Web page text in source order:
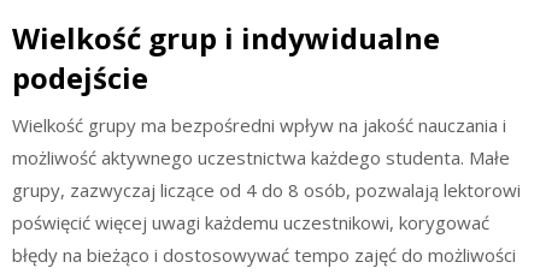
Wielkość grup i indywidualne
podejście
Wielkość grupy ma bezpośredni wpływ na jakość nauczania i
możliwość aktywnego uczestnictwa każdego studenta. Małe
grupy, zazwyczaj liczące od 4 do 8 osób, pozwalają lektorowi
poświęcić więcej uwagi każdemu uczestnikowi, korygować
błędy na bieżąco i dostosowywać tempo zajęć do możliwości